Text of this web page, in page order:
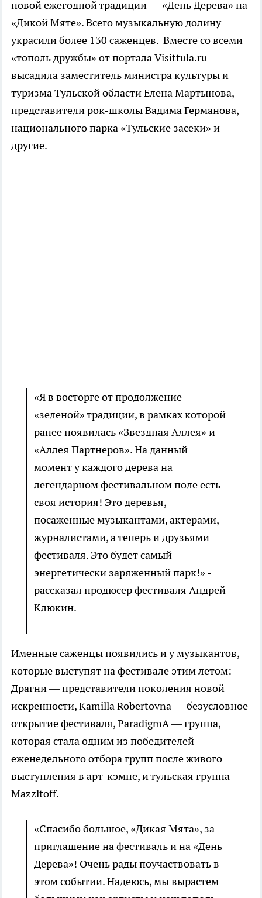
новой ежегодной традиции — «День Дерева» на
«Дикой Мяте». Всего музыкальную долину
украсили более 130 саженцев. Вместе со всеми
«тополь дружбы» от портала Visittula.ru
высадила заместитель министра культуры и
туризма Тульской области Елена Мартынова,
представители рок-школы Вадима Германова,
национального парка «Тульские засеки» и
другие.
«Я в восторге от продолжение
«зеленой» традиции, в рамках которой
ранее появилась «Звездная Аллея» и
«Аллея Партнеров». На данный
момент у каждого дерева на
легендарном фестивальном поле есть
своя история! Это деревья,
посаженные музыкантами, актерами,
журналистами, а теперь и друзьями
фестиваля. Это будет самый
энергетически заряженный парк!» -
рассказал продюсер фестиваля Андрей
Клюкин.
Именные саженцы появились и у музыкантов,
которые выступят на фестивале этим летом:
Драгни — представители поколения новой
искренности, Kamilla Robertovna — безусловное
открытие фестиваля, ParadigmA — группа,
которая стала одним из победителей
еженедельного отбора групп после живого
выступления в арт-кэмпе, и тульская группа
Mazzltoff.
«Спасибо большое, «Дикая Мята», за
приглашение на фестиваль и на «День
Дерева»! Очень рады поучаствовать в
этом событии. Надеюсь, мы вырастем